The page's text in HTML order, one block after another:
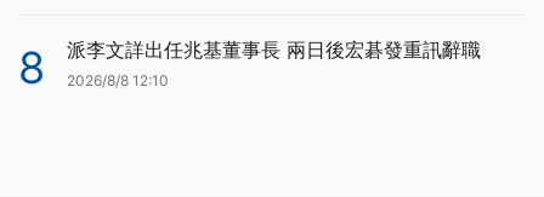
8 派李文詳出任兆基董事長 兩日後宏碁發重訊辭職
2026/8/8 12:10